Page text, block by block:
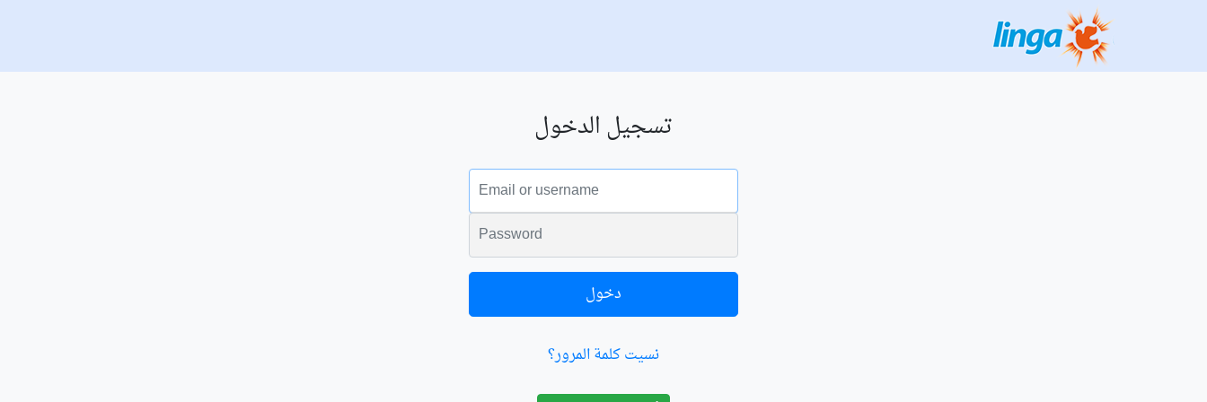
تسجيل الدخول
البريد الالكتروني
الكلمة السرية
دخول
نسيت كلمة المرور؟